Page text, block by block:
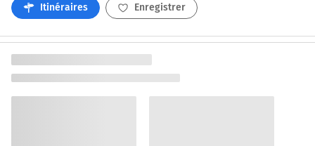
Itinéraires Enregistrer